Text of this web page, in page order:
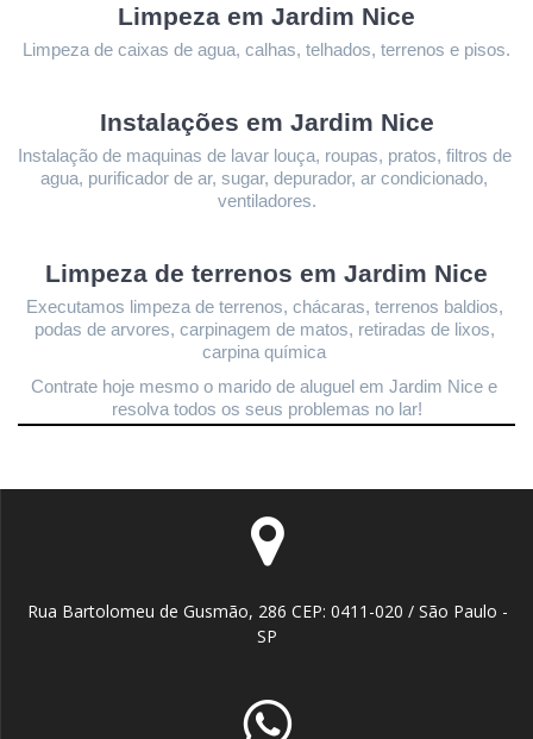
Limpeza em Jardim Nice
Limpeza de caixas de agua, calhas, telhados, terrenos e pisos.
Instalações em Jardim Nice
Instalação de maquinas de lavar louça, roupas, pratos, filtros de
agua, purificador de ar, sugar, depurador, ar condicionado,
ventiladores.
Limpeza de terrenos em Jardim Nice
Executamos limpeza de terrenos, chácaras, terrenos baldios,
podas de arvores, carpinagem de matos, retiradas de lixos,
carpina química
Contrate hoje mesmo o marido de aluguel em Jardim Nice e
resolva todos os seus problemas no lar!
Rua Bartolomeu de Gusmão, 286 CEP: 0411-020 / São Paulo -
SP